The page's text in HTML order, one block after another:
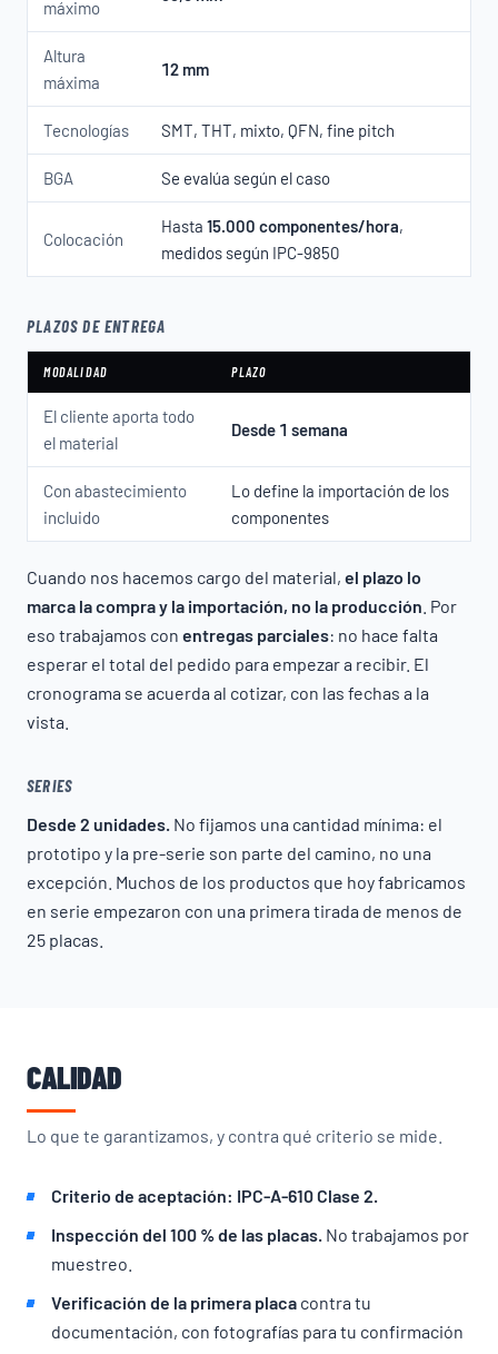
máximo
Altura
máxima
12 mm
Tecnologías SMT, THT, mixto, QFN, fine pitch
BGA Se evalúa según el caso
Colocación
Hasta15.000 componentes/hora,
medidos según IPC-9850
PLAZOS DE ENTREGA
MODALIDAD PLAZO
El cliente aporta todo
el material
Desde 1 semana
Con abastecimiento
incluido
Lo define la importación de los
componentes
Cuando nos hacemos cargo del material, el plazo lo
marca la compra y la importación, no la producción . Por
eso trabajamos con entregas parciales: no hace falta
esperar el total del pedido para empezar a recibir. El
cronograma se acuerda al cotizar, con las fechas a la
vista.
SERIES
Desde 2 unidades. No fijamos una cantidad mínima: el
prototipo y la pre-serie son parte del camino, no una
excepción. Muchos de los productos que hoy fabricamos
en serie empezaron con una primera tirada de menos de
25 placas.
CALIDAD
Lo que te garantizamos, y contra qué criterio se mide.
Criterio de aceptación: IPC-A-610 Clase 2.
Inspección del 100 % de las placas. No trabajamos por
muestreo.
Verificación de la primera placa contra tu
documentación, con fotografías para tu confirmación